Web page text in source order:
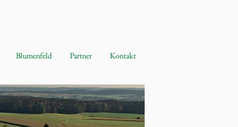
Blumenfeld Partner Kontakt